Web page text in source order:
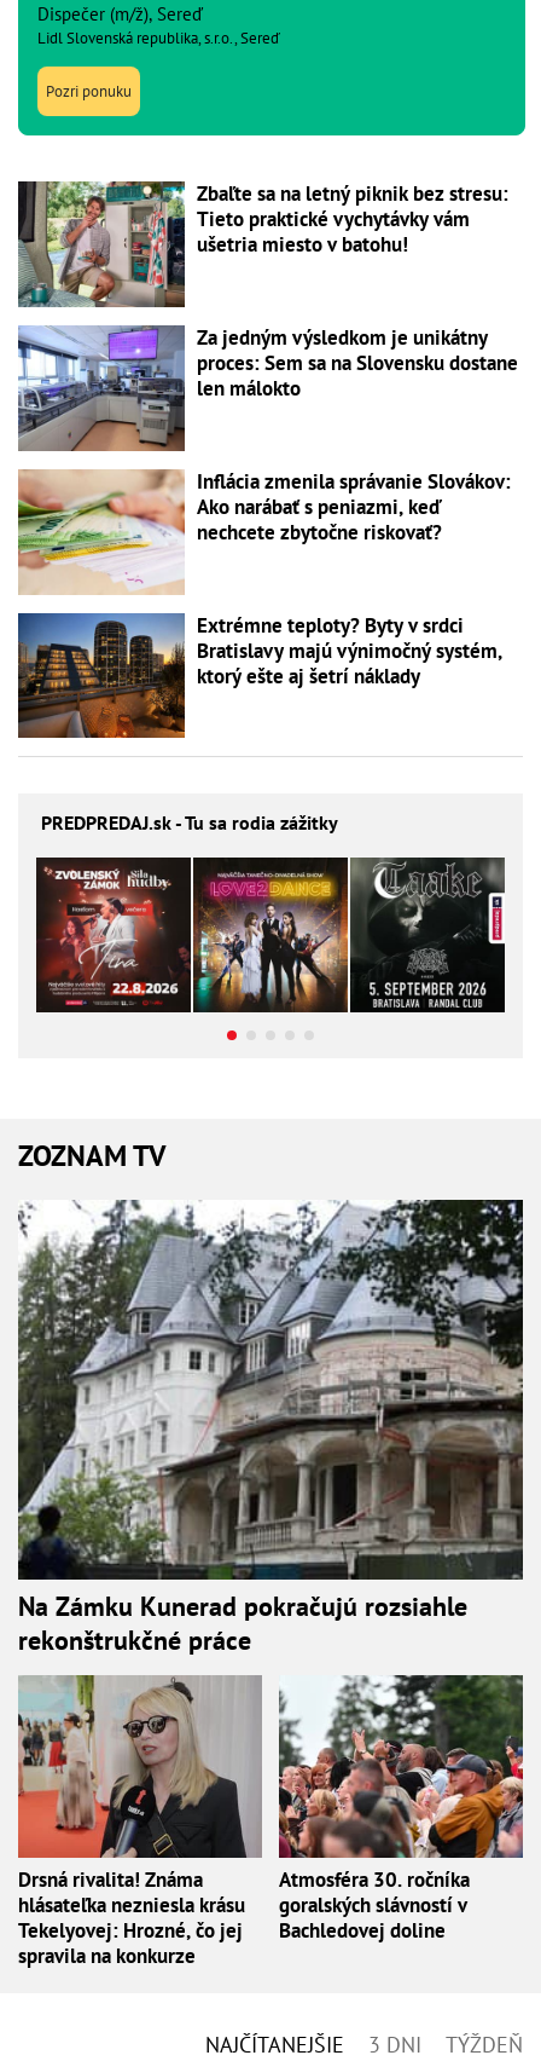
Dispečer (m/ž), Sereď
Lidl Slovenská republika, s.r.o., Sereď
Pozri ponuku
Zbaľte sa na letný piknik bez stresu:
Tieto praktické vychytávky vám
ušetria miesto v batohu!
Za jedným výsledkom je unikátny
proces: Sem sa na Slovensku dostane
len málokto
Inflácia zmenila správanie Slovákov:
Ako narábať s peniazmi, keď
nechcete zbytočne riskovať?
Extrémne teploty? Byty v srdci
Bratislavy majú výnimočný systém,
ktorý ešte aj šetrí náklady
PREDPREDAJ.sk - Tu sa rodia zážitky
ZOZNAM TV
Na Zámku Kunerad pokračujú rozsiahle
rekonštrukčné práce
Drsná rivalita! Známa
hlásateľka nezniesla krásu
Tekelyovej: Hrozné, čo jej
spravila na konkurze
Atmosféra 30. ročníka
goralských slávností v
Bachledovej doline
NAJČÍTANEJŠIE 3 DNI TÝŽDEŇ